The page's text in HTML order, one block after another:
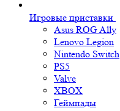
Игровые приставки
Asus ROG Ally
Lenovo Legion
Nintendo Switch
PS5
Valve
XBOX
Геймпады